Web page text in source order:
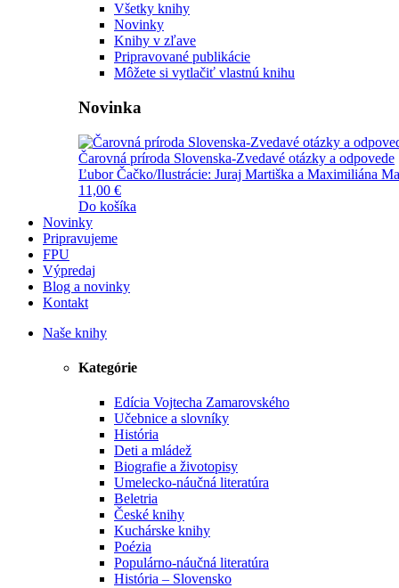
Všetky knihy
Novinky
Knihy v zľave
Pripravované publikácie
Môžete si vytlačiť vlastnú knihu
Novinka
Čarovná príroda Slovenska-Zvedavé otázky a odpovede
Ľubor Čačko/Ilustrácie: Juraj Martiška a Maximiliána
11,00 €
Do košíka
Novinky
Pripravujeme
FPU
Výpredaj
Blog a novinky
Kontakt
Naše knihy
Kategórie
Edícia Vojtecha Zamarovského
Učebnice a slovníky
História
Deti a mládež
Biografie a životopisy
Umelecko-náučná literatúra
Beletria
České knihy
Kuchárske knihy
Poézia
Populárno-náučná literatúra
História – Slovensko